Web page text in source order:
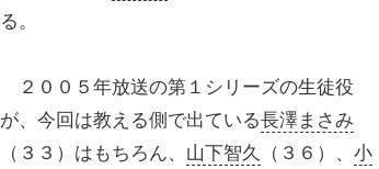
る。
２００５年放送の第１シリーズの生徒役
が、今回は教える側で出ている長澤まさみ
（３３）はもちろん、 山下智久 （３６）、 小